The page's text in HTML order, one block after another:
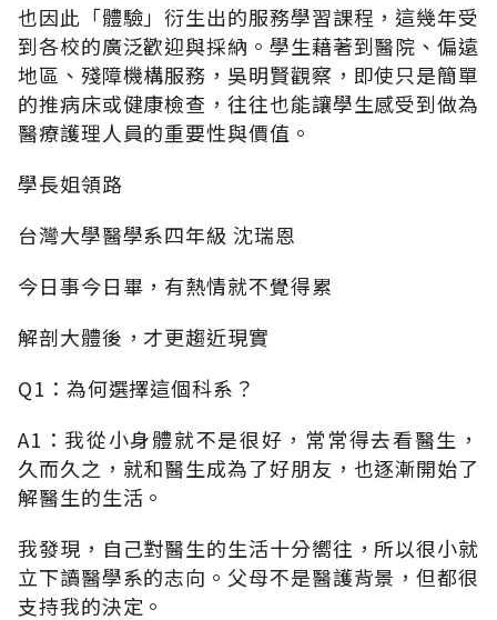
也因此「體驗」衍生出的服務學習課程，這幾年受
到各校的廣泛歡迎與採納。學生藉著到醫院、偏遠
地區、殘障機構服務，吳明賢觀察，即使只是簡單
的推病床或健康檢查，往往也能讓學生感受到做為
醫療護理人員的重要性與價值。
學長姐領路
台灣大學醫學系四年級 沈瑞恩
今日事今日畢，有熱情就不覺得累
解剖大體後，才更趨近現實
Q1：為何選擇這個科系？
A1：我從小身體就不是很好，常常得去看醫生，
久而久之，就和醫生成為了好朋友，也逐漸開始了
解醫生的生活。
我發現，自己對醫生的生活十分嚮往，所以很小就
立下讀醫學系的志向。父母不是醫護背景，但都很
支持我的決定。